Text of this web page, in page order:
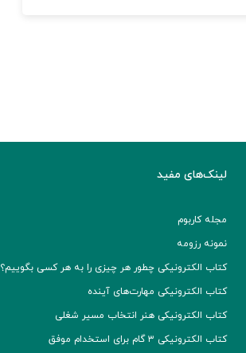
لینک‌های مفید
مجله کاربوم
نمونه رزومه
کتاب الکترونیکی چطور هر چیزی را به هر کسی بگوییم؟
کتاب الکترونیکی مهارت‌های آینده
کتاب الکترونیکی هنر انتخاب مسیر شغلی
کتاب الکترونیکی ۳ گام برای استخدام موفق